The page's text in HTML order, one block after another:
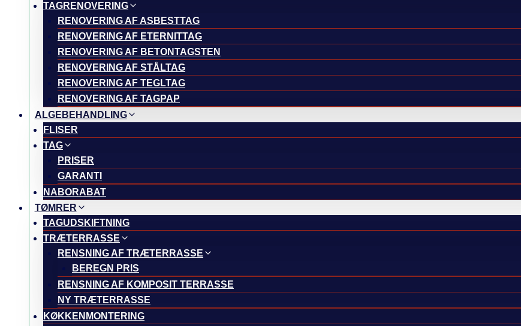
TAGRENOVERING
RENOVERING AF ASBESTTAG
RENOVERING AF ETERNITTAG
RENOVERING AF BETONTAGSTEN
RENOVERING AF STÅLTAG
RENOVERING AF TEGLTAG
RENOVERING AF TAGPAP
ALGEBEHANDLING
FLISER
TAG
PRISER
GARANTI
NABORABAT
TØMRER
TAGUDSKIFTNING
TRÆTERRASSE
RENSNING AF TRÆTERRASSE
BEREGN PRIS
RENSNING AF KOMPOSIT TERRASSE
NY TRÆTERRASSE
KØKKENMONTERING